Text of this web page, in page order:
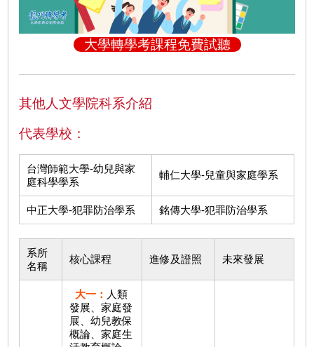
大學轉學考課程免費試聽
其他人文學院科系介紹
代表學校：
台灣師範大學-幼兒與家
庭科學學系
輔仁大學-兒童與家庭學系
中正大學-犯罪防治學系 銘傳大學-犯罪防治學系
系所
名稱
核心課程 進修及證照 未來發展
大一： 人類
發展、家庭發
展、幼兒教保
概論、家庭生